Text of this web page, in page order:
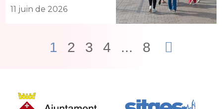
11 juin de 2026
1 2 3 4 ... 8